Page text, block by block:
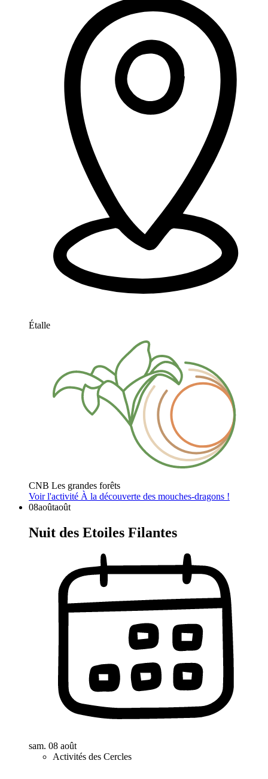
Étalle
CNB Les grandes forêts
Voir l'activité À la découverte des mouches-dragons !
08aoûtaoût
Nuit des Etoiles Filantes
sam. 08 août
Activités des Cercles